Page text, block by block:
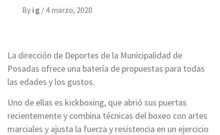
By i g / 4 marzo, 2020
La dirección de Deportes de la Municipalidad de
Posadas ofrece una batería de propuestas para todas
las edades y los gustos.
Uno de ellas es kickboxing, que abrió sus puertas
recientemente y combina técnicas del boxeo con artes
marciales y ajusta la fuerza y resistencia en un ejercicio